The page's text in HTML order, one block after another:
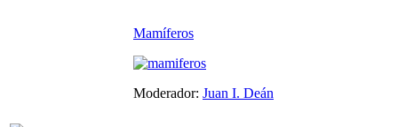
Mamíferos
Moderador: Juan I. Deán